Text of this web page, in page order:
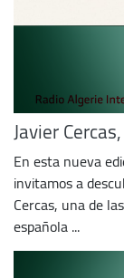
Javier
En esta nueva
invitamos a
Cercas, una de
española ...